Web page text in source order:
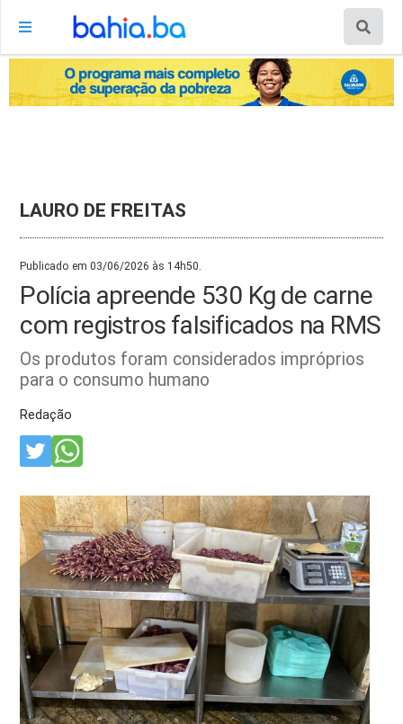
LAURO DE FREITAS
Publicado em 03/06/2026 às 14h50.
Polícia apreende 530 Kg de carne
com registros falsificados na RMS
Os produtos foram considerados impróprios
para o consumo humano
Redação